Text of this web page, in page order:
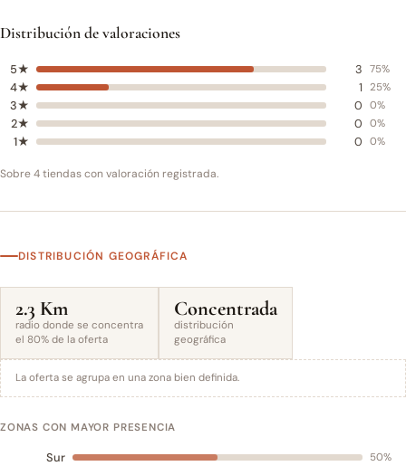
Distribución de valoraciones
5★ 3 75%
4★ 1 25%
3★ 0 0%
2★ 0 0%
1★ 0 0%
Sobre 4 tiendas con valoración registrada.
DISTRIBUCIÓN GEOGRÁFICA
2.3 Km
radio donde se concentra
el 80% de la oferta
Concentrada
distribución
geográfica
La oferta se agrupa en una zona bien definida.
ZONAS CON MAYOR PRESENCIA
Sur 50%